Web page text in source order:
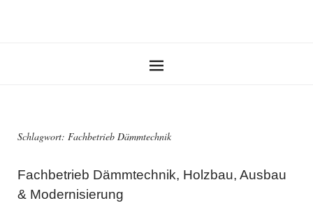
Schlagwort: Fachbetrieb Dämmtechnik
Fachbetrieb Dämmtechnik, Holzbau, Ausbau
& Modernisierung